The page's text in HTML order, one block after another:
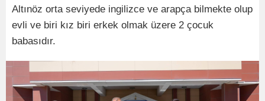
Altınöz orta seviyede ingilizce ve arapça bilmekte olup
evli ve biri kız biri erkek olmak üzere 2 çocuk
babasıdır.